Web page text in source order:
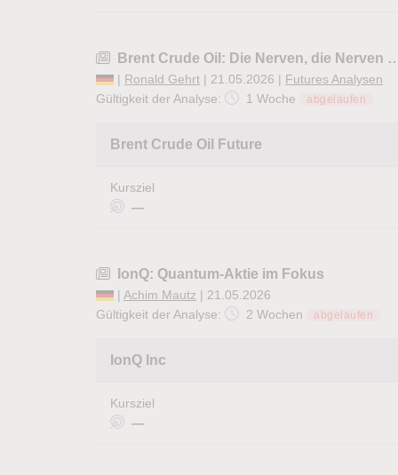
Brent Crude Oil: Die Nerven, die Nerven
| Ronald Gehrt | 21.05.2026 | Futures Analysen
Gültigkeit der Analyse:
1 Woche abgelaufen
Brent Crude Oil Future
Kursziel
—
IonQ: Quantum-Aktie im Fokus
| Achim Mautz | 21.05.2026
Gültigkeit der Analyse:
2 Wochen abgelaufen
IonQ Inc
Kursziel
—